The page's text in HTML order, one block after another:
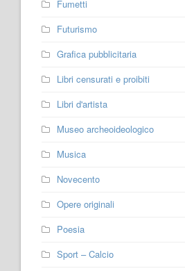
Fumetti
Futurismo
Grafica pubblicitaria
Libri censurati e proibiti
Libri d'artista
Museo archeoideologico
Musica
Novecento
Opere originali
Poesia
Sport – Calcio